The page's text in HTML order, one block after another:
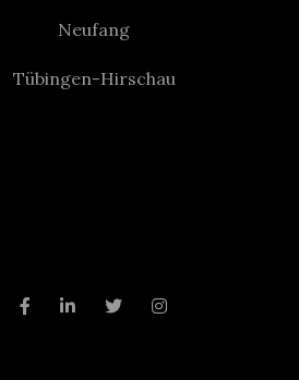
Neufang
Tübingen-Hirschau